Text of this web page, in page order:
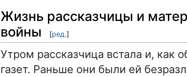
Жизнь рассказчицы и
войны
[ред.]
Утром рассказчица встала и, как
газет. Раньше они были ей